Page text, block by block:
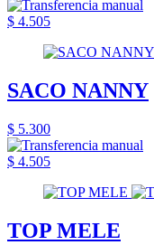
$ 4.505
SACO NANNY
$ 5.300
$ 4.505
TOP MELE